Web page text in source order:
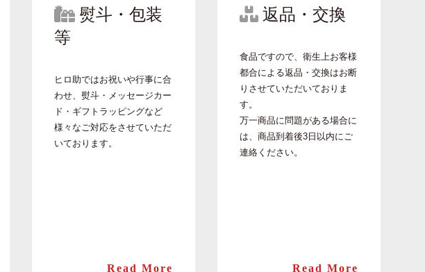
熨斗・包装
等
ヒロ助ではお祝いや行事に合
わせ、熨斗・メッセージカー
ド・ギフトラッピングなど
様々なご対応をさせていただ
いております。
Read More
返品・交換
食品ですので、衛生上お客様
都合による返品・交換はお断
りさせていただいておりま
す。
万一商品に問題がある場合に
は、商品到着後3日以内にご
連絡ください。
Read More